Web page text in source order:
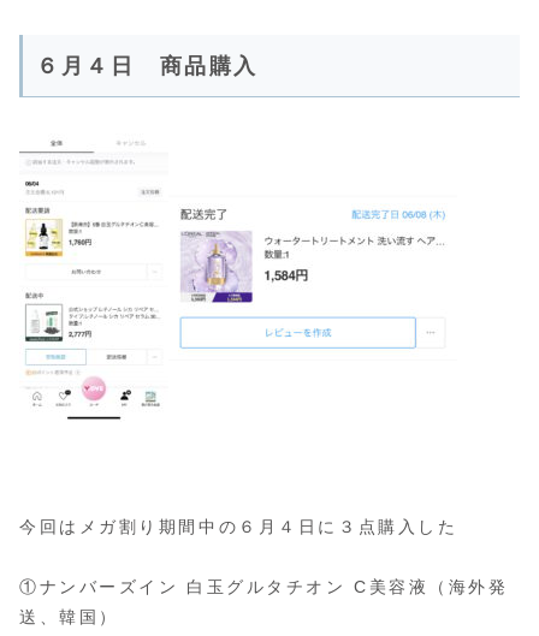
６月４日 商品購入
今回はメガ割り期間中の６月４日に３点購入した
①ナンバーズイン 白玉グルタチオン C美容液（海外発
送、韓国）